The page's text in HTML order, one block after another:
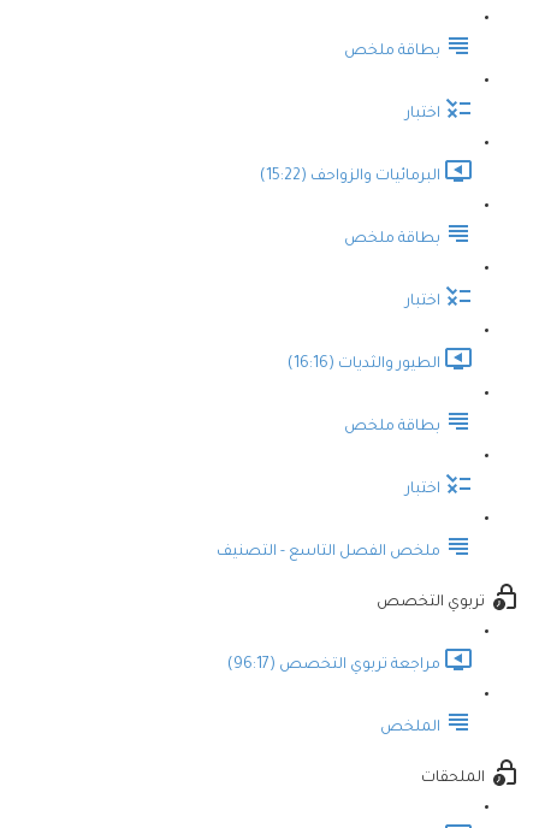
بطاقة ملخص
اختبار
البرمائيات والزواحف (15:22)
بطاقة ملخص
اختبار
الطيور والثديات (16:16)
بطاقة ملخص
اختبار
ملخص الفصل التاسع - التصنيف
تربوي التخصص
مراجعة تربوي التخصص (96:17)
الملخص
الملحقات